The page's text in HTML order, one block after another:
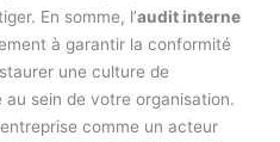
En somme, l’audit interne
à garantir la conformité
une culture de
au sein de votre organisation.
comme un acteur